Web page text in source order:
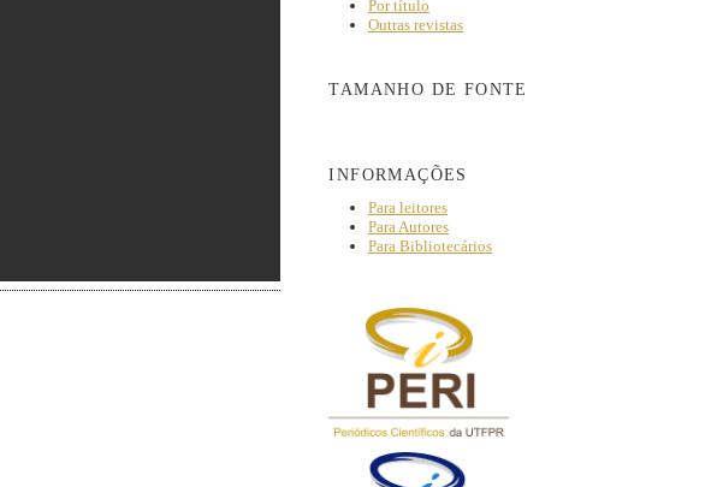
Por título
Outras revistas
TAMANHO DE FONTE
INFORMAÇÕES
Para leitores
Para Autores
Para Bibliotecários